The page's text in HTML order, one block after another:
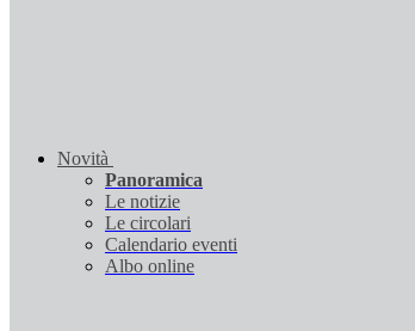
Novità
Panoramica
Le notizie
Le circolari
Calendario eventi
Albo online